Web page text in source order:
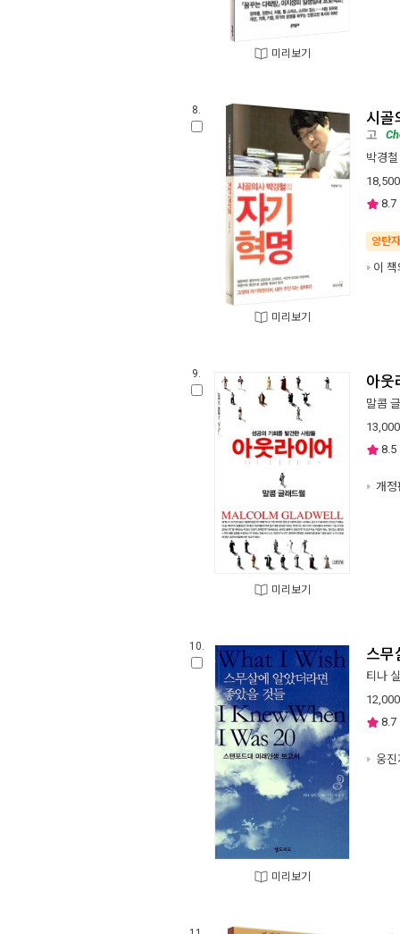
미리보기
8.
미리보기
시골
고
박경철
18,500
8.7
양탄
이
9.
미리보기
아웃
말콤
13,000
8.5
개정
10.
미리보기
스무
티나
12,000
8.7
웅